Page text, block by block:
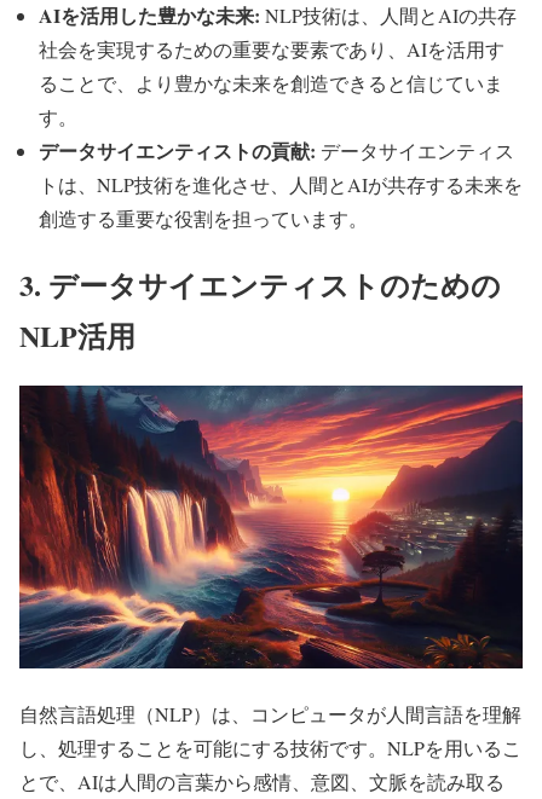
AIを活用した豊かな未来: NLP技術は、人間とAIの共存
社会を実現するための重要な要素であり、AIを活用す
ることで、より豊かな未来を創造できると信じていま
す。
データサイエンティストの貢献: データサイエンティス
トは、NLP技術を進化させ、人間とAIが共存する未来を
創造する重要な役割を担っています。
3. データサイエンティストのための
NLP活用
自然言語処理（NLP）は、コンピュータが人間言語を理解
し、処理することを可能にする技術です。NLPを用いるこ
とで、AIは人間の言葉から感情、意図、文脈を読み取る